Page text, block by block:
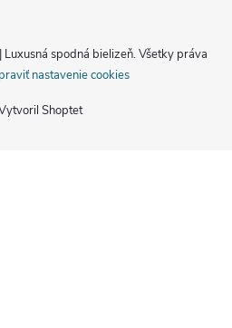
Shoptet
Luxusná spodná bielizeň. Všetky práva
nastavenie cookies